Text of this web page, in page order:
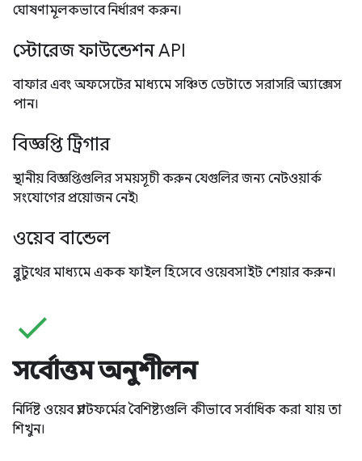
ঘোষণামূলকভাবে নির্ধারণ করুন।
স্টোরেজ ফাউন্ডেশন API
বাফার এবং অফসেটের মাধ্যমে সঞ্চিত ডেটাতে সরাসরি অ্যাক্সেস
পান।
বিজ্ঞপ্তি ট্রিগার
স্থানীয় বিজ্ঞপ্তিগুলির সময়সূচী করুন যেগুলির জন্য নেটওয়ার্ক
সংযোগের প্রয়োজন নেই৷
ওয়েব বান্ডেল
ব্লুটুথের মাধ্যমে একক ফাইল হিসেবে ওয়েবসাইট শেয়ার করুন।
check
সর্বোত্তম অনুশীলন
নির্দিষ্ট ওয়েব প্ল্যাটফর্মের বৈশিষ্ট্যগুলি কীভাবে সর্বাধিক করা যায় তা
শিখুন।